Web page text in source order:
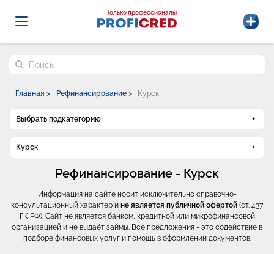
Probrokery - Только профессионалы
Только профессионалы
Поиск по сайту
Главная > Рефинансирование > Курск
Выбрать подкатегорию
Курск
Рефинансирование - Курск
Информация на сайте носит исключительно справочно-
консультационный характер и не является публичной офертой (ст. 437
ГК РФ). Сайт не является банком, кредитной или микрофинансовой
организацией и не выдаёт займы. Все предложения - это содействие в
подборе финансовых услуг и помощь в оформлении документов.